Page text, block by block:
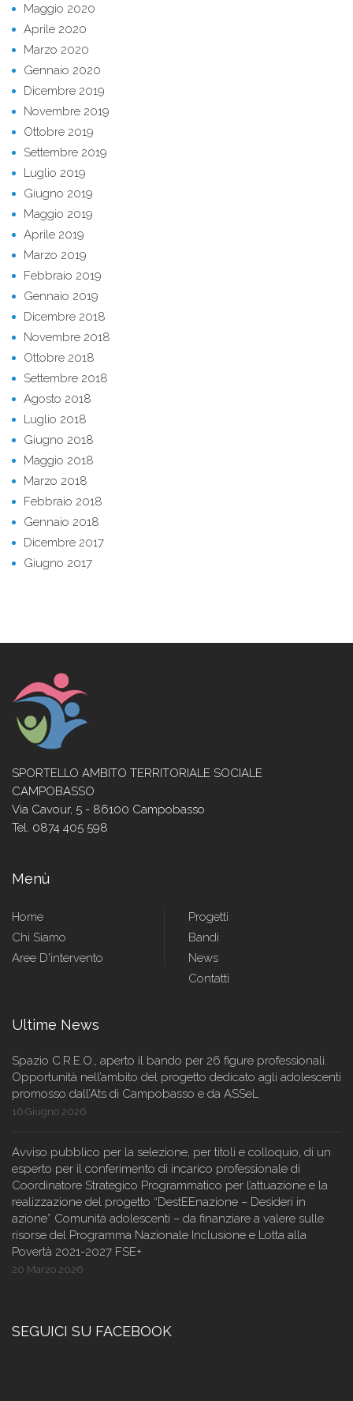
Maggio 2020
Aprile 2020
Marzo 2020
Gennaio 2020
Dicembre 2019
Novembre 2019
Ottobre 2019
Settembre 2019
Luglio 2019
Giugno 2019
Maggio 2019
Aprile 2019
Marzo 2019
Febbraio 2019
Gennaio 2019
Dicembre 2018
Novembre 2018
Ottobre 2018
Settembre 2018
Agosto 2018
Luglio 2018
Giugno 2018
Maggio 2018
Marzo 2018
Febbraio 2018
Gennaio 2018
Dicembre 2017
Giugno 2017
SPORTELLO AMBITO TERRITORIALE SOCIALE
CAMPOBASSO
Via Cavour, 5 - 86100 Campobasso
Tel. 0874 405 598
Menù
Home
Chi Siamo
Aree D'intervento
Progetti
Bandi
News
Contatti
Ultime News
Spazio C.R.E.O., aperto il bando per 26 figure professionali.
Opportunità nell’ambito del progetto dedicato agli adolescenti
promosso dall’Ats di Campobasso e da ASSeL
16 Giugno 2026
Avviso pubblico per la selezione, per titoli e colloquio, di un
esperto per il conferimento di incarico professionale di
Coordinatore Strategico Programmatico per l’attuazione e la
realizzazione del progetto “DestEEnazione – Desideri in
azione” Comunità adolescenti – da finanziare a valere sulle
risorse del Programma Nazionale Inclusione e Lotta alla
Povertà 2021-2027 FSE+
20 Marzo 2026
SEGUICI SU FACEBOOK